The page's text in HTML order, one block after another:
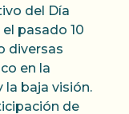
del Día
pasado 10
diversas
en la
la baja visión.
de